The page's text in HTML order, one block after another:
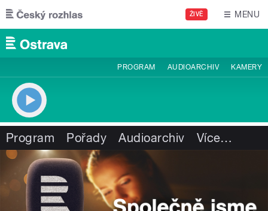
Přejít k hlavnímu obsahu
ŽIVĚ MENU
PROGRAM AUDIOARCHIV KAMERY
Program Pořady Audioarchiv Více…